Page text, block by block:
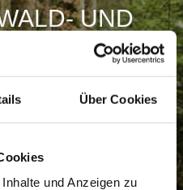
Über Cookies
und Anzeigen zu
UND